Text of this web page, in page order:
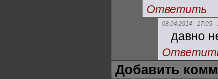
Ответить
08.04.2014 - 17:05
давно
Добавить